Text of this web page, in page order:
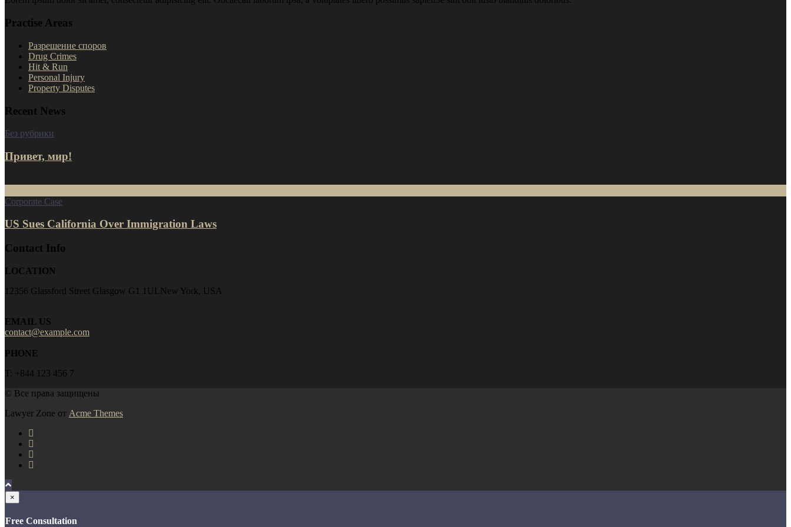
Practise Areas
Разрешение споров
Drug Crimes
Hit & Run
Personal Injury
Property Disputes
Recent News
Без рубрики
Привет, мир!
Corporate Case
US Sues California Over Immigration Laws
Contact Info
LOCATION
12356 Glassford Street Glasgow G1 1ULNew York, USA
EMAIL US
contact@example.com
PHONE
T: +844 123 456 7
© Все права защищены
Lawyer Zone от Acme Themes
×
Free Consultation